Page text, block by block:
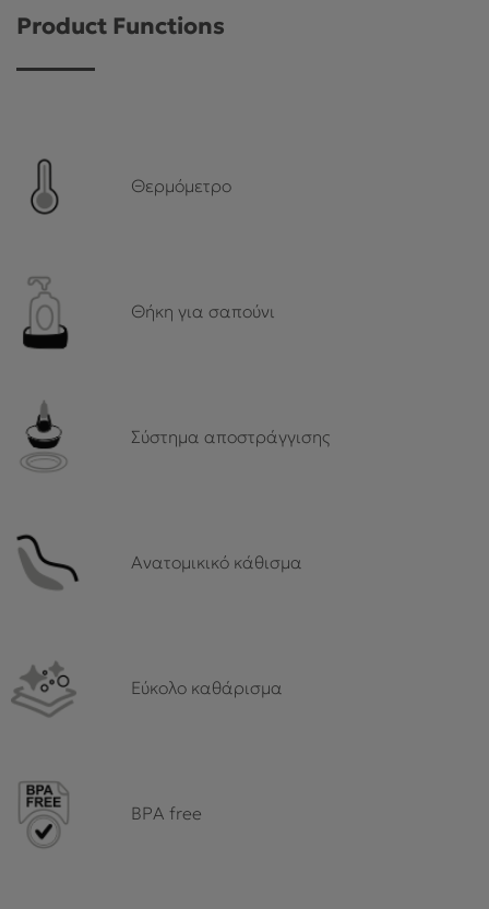
Product Functions
Θερμόμετρο
Θήκη για σαπούνι
Σύστημα αποστράγγισης
Ανατομικικό κάθισμα
Εύκολο καθάρισμα
BPA free